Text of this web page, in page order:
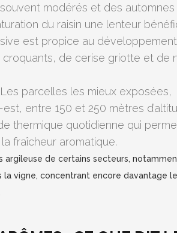
modérés et des automnes
du raisin une lenteur
est propice au développement
croquants, de cerise griotte et de
parcelles les mieux exposées,
entre 150 et 250 mètres
thermique quotidienne qui
fraîcheur aromatique.
argileuse de certains secteurs,
la vigne, concentrant encore davantage